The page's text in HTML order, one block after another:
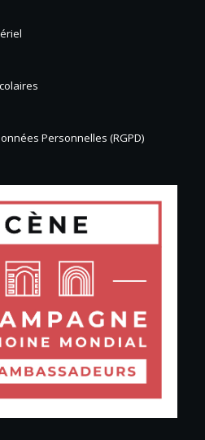
Personnelles (RGPD)